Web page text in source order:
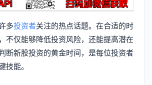
多投资者关注的热点话题。在合适的时
不仅能够降低投资风险，还能提高潜在
断新股投资的黄金时间，是每位投资者
技能。